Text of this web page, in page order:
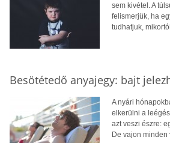
sem kivétel. A
felismerjük, ha
tudhatjuk,
Besötétedő anyajegy: bajt
A nyári
elkerülni a
azt veszi észre:
De vajon